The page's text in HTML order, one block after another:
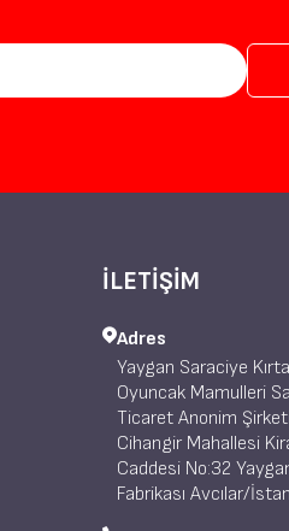
İLETİŞİM
Adres
Yaygan Saraciye
Oyuncak Mamulleri
Ticaret Anonim
Cihangir Mahallesi
Caddesi No:32
Fabrikası Avcılar/